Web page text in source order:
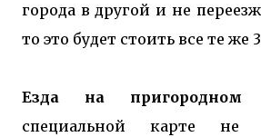
города в другой и не
то это будет стоить все те же
Езда на пригородном
специальной карте не